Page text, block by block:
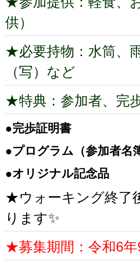
供）
★必要持物：水筒、
（写）など
★特典：参加者、完
●完歩証明書
●プログラム（参加者名
●オリジナル記念品
★ウォーキング終了
ります✨
★募集期間：令和6年